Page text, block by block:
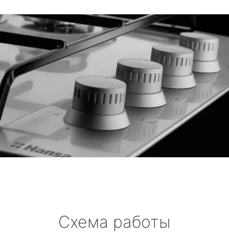
Схема работы